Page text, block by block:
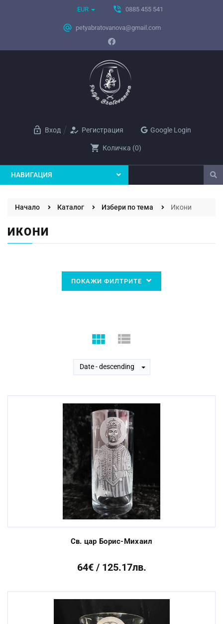
EUR phone_in_talk 0885 455 541
alternate_email petyabratovanova@gmail.com
lock_open Вход how_to_reg Регистрация Google Login
shopping_cart Количка (0)
НАВИГАЦИЯ
Начало Каталог Избери по тема Икони
ИКОНИ
ПОКАЖИ ФИЛТРИТЕ
Date - descending
Св. цар Борис-Михаил
64€ / 125.17лв.